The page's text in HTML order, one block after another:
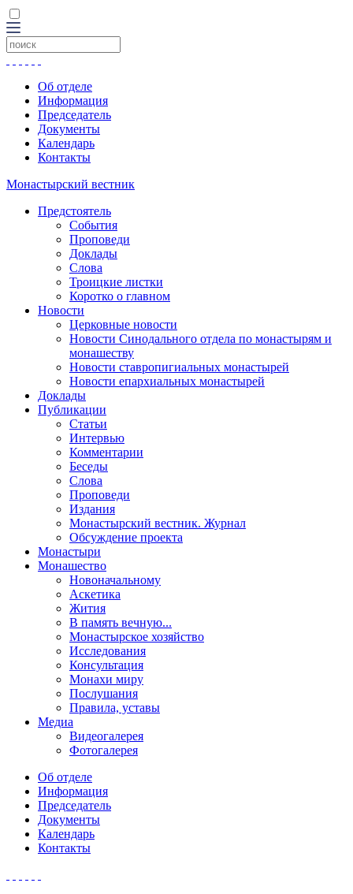
Об отделе
Информация
Председатель
Документы
Календарь
Контакты
Монастырский вестник
Предстоятель
События
Проповеди
Доклады
Слова
Троицкие листки
Коротко о главном
Новости
Церковные новости
Новости Синодального отдела по монастырям и
монашеству
Новости ставропигиальных монастырей
Новости епархиальных монастырей
Доклады
Публикации
Статьи
Интервью
Комментарии
Беседы
Слова
Проповеди
Издания
Монастырский вестник. Журнал
Обсуждение проекта
Монастыри
Монашество
Новоначальному
Аскетика
Жития
В память вечную...
Монастырское хозяйство
Исследования
Консультация
Монахи миру
Послушания
Правила, уставы
Медиа
Видеогалерея
Фотогалерея
Об отделе
Информация
Председатель
Документы
Календарь
Контакты